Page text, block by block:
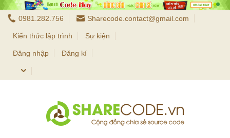
0981.282.756 Sharecode.contact@gmail.com
Kiến thức lập trình Sự kiện
Đăng nhập Đăng kí